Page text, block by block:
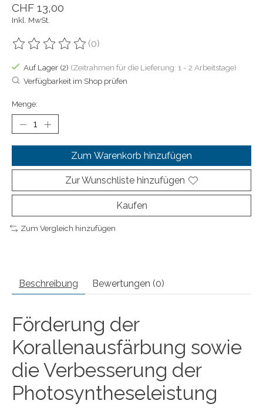
CHF 13,00
Inkl. MwSt.
Die Bewertung dieses Produkts ist
(0)
Auf Lager (2) (Zeitrahmen für die Lieferung: 1 - 2 Arbeitstage)
Verfügbarkeit im Shop prüfen
Menge:
Zum Warenkorb hinzufügen
Zur Wunschliste hinzufügen
Kaufen
Zum Vergleich hinzufügen
Beschreibung Bewertungen (0)
Förderung der
Korallenausfärbung sowie
die Verbesserung der
Photosyntheseleistung